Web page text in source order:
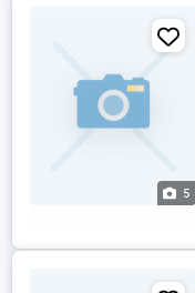
5